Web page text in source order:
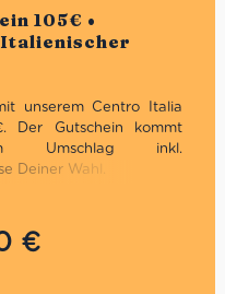
105€ •
Italienischer
unserem Centro Italia
Der Gutschein kommt
Umschlag inkl.
Deiner Wahl.
&
Marienfelde &
€